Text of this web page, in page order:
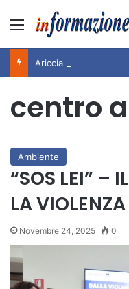
Menu
centro
Ambiente
“SOS LEI” –
LA
Novembre 24, 2025 0